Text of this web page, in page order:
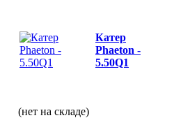
Катер
Phaeton -
5.50Q1
(нет на складе)